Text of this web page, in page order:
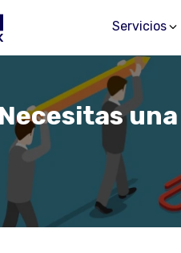
Servicios